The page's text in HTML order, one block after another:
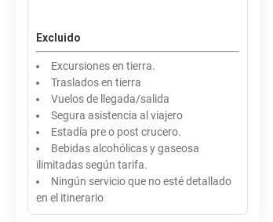
Excluido
Excursiones en tierra.
Traslados en tierra
Vuelos de llegada/salida
Segura asistencia al viajero
Estadía pre o post crucero.
Bebidas alcohólicas y gaseosa
ilimitadas según tarifa.
Ningún servicio que no esté detallado
en el itinerario